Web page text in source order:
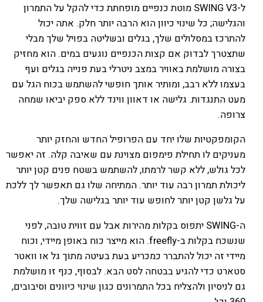
ל-SWING V3 מוטת כנפיים מופחתת כדי להקל על התמרון
והגלישה; כל שינוי כיוון הוא הרבה יותר חלק. אתה יכול
להתרכז במסלולים שלך, בגלים ובשליטה בפויל שלך מבלי
שתצטרך לבדוק אם קצות הכנפיים נוגעים במים. הוא מחזיק
בצורה מושלמת באוויר במצב ניטרלי בעת פנייה בגלים ועף
בעצמו ללא רבב, ומותיר אותך חופשי להשתמש בכוח הגל עם
מעט התנגדות. גלישה או דאוון ווינד ללא ספק יביאו שמחה
צרופה.
הקומפקטיות שלו יחד עם הפרופיל החדש והחזק יותר
מעניקים לו תחילת פימפום מצוינת עם שאיבה קלה. זה יאפשר
לכל גולש, ללא קשר לרמתו, להשתמש בשטח פנים קטן יותר
ליכולת תמרון רבה עוד יותר. המתיחה שלו גם תאפשר לך ללכת
על גלשן קטן יותר לחופש עוד יותר בגלישה שלך.
ה-SWING יתפוס בקלות מהירות אבל עם זווית טובה, לפני
שנשכח בקלות ב-freefly. הוא מייצר כוח באופן מיידי, וכוח
מיידי זה יכול להתברר כמכריע בעת בעיטה מתוך גל או וואטר
סטארט כדי להגיע בבטחה לסט הבא. לבסוף, כנף זו מושלמת
גם לניסיון ולהצליח בכל התמרונים כגון שינוי כיוונים וסיבובים,